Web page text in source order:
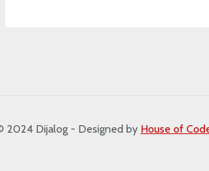
Dijalog - Designed by House of